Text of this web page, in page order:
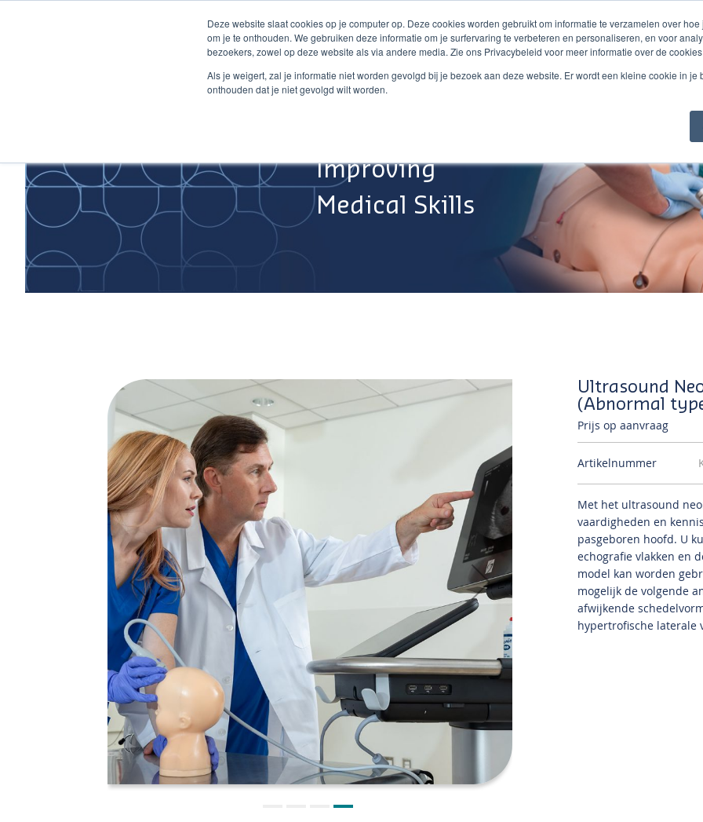
Deze website slaat cookies op je computer op. Deze cookies worden gebruikt om informatie te verzamelen over
om je te onthouden. We gebruiken deze informatie om je surfervaring te verbeteren en personaliseren, en voor
bezoekers, zowel op deze website als via andere media. Zie ons Privacybeleid voor meer informatie over de
Als je weigert, zal je informatie niet worden gevolgd bij je bezoek aan deze website. Er wordt een kleine cookie in je
onthouden dat je niet gevolgd wilt worden.
Improving
Medical Skills
Ultrasound
(Abnormal
Prijs op aanvraag
Artikelnummer
Met het ultrasound
vaardigheden en
pasgeboren hoofd. U
echografie vlakken en
model kan worden
mogelijk de volgende
afwijkende
hypertrofische laterale